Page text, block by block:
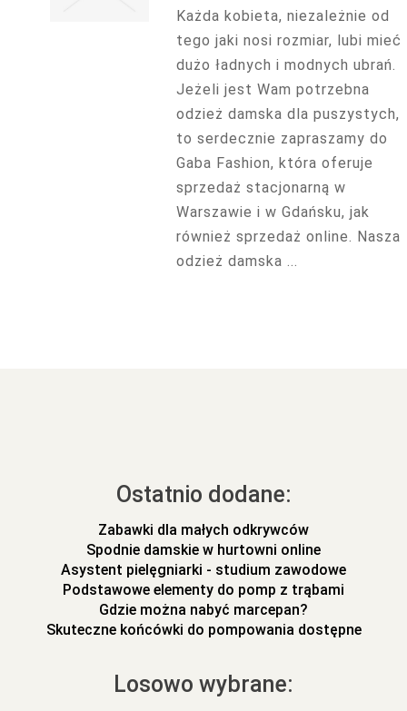
Każda kobieta, niezależnie od
tego jaki nosi rozmiar, lubi mieć
dużo ładnych i modnych ubrań.
Jeżeli jest Wam potrzebna
odzież damska dla puszystych,
to serdecznie zapraszamy do
Gaba Fashion, która oferuje
sprzedaż stacjonarną w
Warszawie i w Gdańsku, jak
również sprzedaż online. Nasza
odzież damska ...
Ostatnio dodane:
Zabawki dla małych odkrywców
Spodnie damskie w hurtowni online
Asystent pielęgniarki - studium zawodowe
Podstawowe elementy do pomp z trąbami
Gdzie można nabyć marcepan?
Skuteczne końcówki do pompowania dostępne
Losowo wybrane: